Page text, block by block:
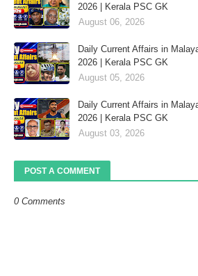
2026 | Kerala PSC GK
August 06, 2026
Daily Current Affairs in
2026 | Kerala PSC GK
August 05, 2026
Daily Current Affairs in
2026 | Kerala PSC GK
August 03, 2026
POST A COMMENT
0 Comments